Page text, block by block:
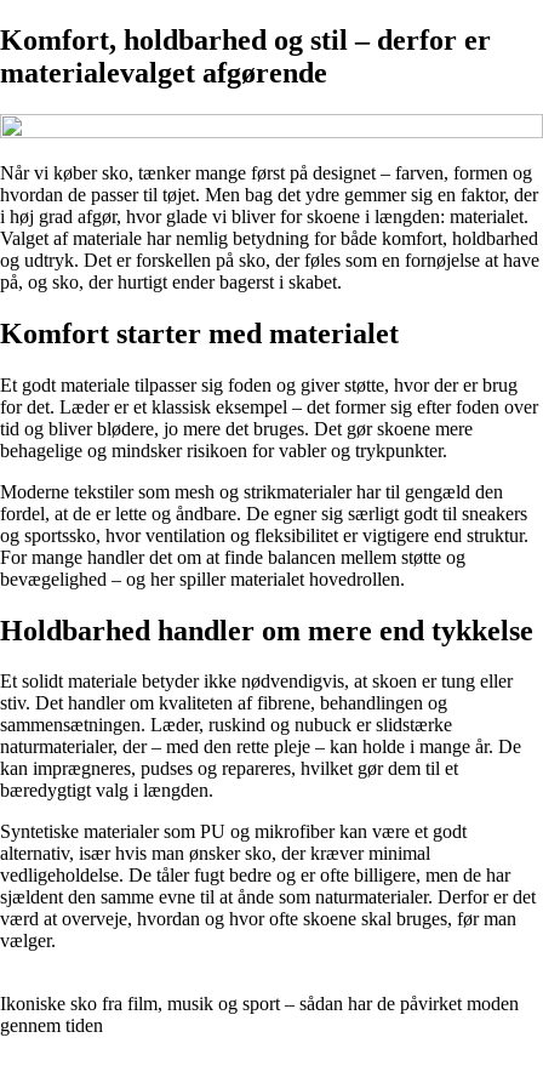
Komfort, holdbarhed og stil – derfor er
materialevalget afgørende
Når vi køber sko, tænker mange først på designet – farven, formen og
hvordan de passer til tøjet. Men bag det ydre gemmer sig en faktor, der
i høj grad afgør, hvor glade vi bliver for skoene i længden: materialet.
Valget af materiale har nemlig betydning for både komfort, holdbarhed
og udtryk. Det er forskellen på sko, der føles som en fornøjelse at have
på, og sko, der hurtigt ender bagerst i skabet.
Komfort starter med materialet
Et godt materiale tilpasser sig foden og giver støtte, hvor der er brug
for det. Læder er et klassisk eksempel – det former sig efter foden over
tid og bliver blødere, jo mere det bruges. Det gør skoene mere
behagelige og mindsker risikoen for vabler og trykpunkter.
Moderne tekstiler som mesh og strikmaterialer har til gengæld den
fordel, at de er lette og åndbare. De egner sig særligt godt til sneakers
og sportssko, hvor ventilation og fleksibilitet er vigtigere end struktur.
For mange handler det om at finde balancen mellem støtte og
bevægelighed – og her spiller materialet hovedrollen.
Holdbarhed handler om mere end tykkelse
Et solidt materiale betyder ikke nødvendigvis, at skoen er tung eller
stiv. Det handler om kvaliteten af fibrene, behandlingen og
sammensætningen. Læder, ruskind og nubuck er slidstærke
naturmaterialer, der – med den rette pleje – kan holde i mange år. De
kan imprægneres, pudses og repareres, hvilket gør dem til et
bæredygtigt valg i længden.
Syntetiske materialer som PU og mikrofiber kan være et godt
alternativ, især hvis man ønsker sko, der kræver minimal
vedligeholdelse. De tåler fugt bedre og er ofte billigere, men de har
sjældent den samme evne til at ånde som naturmaterialer. Derfor er det
værd at overveje, hvordan og hvor ofte skoene skal bruges, før man
vælger.
Ikoniske sko fra film, musik og sport – sådan har de påvirket moden
gennem tiden